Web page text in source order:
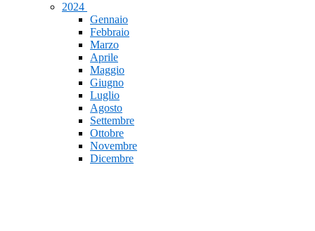
2024
Gennaio
Febbraio
Marzo
Aprile
Maggio
Giugno
Luglio
Agosto
Settembre
Ottobre
Novembre
Dicembre